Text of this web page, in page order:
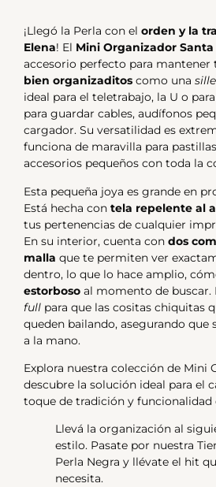
¡Llegó la Perla con el orden y la
Elena! El Mini Organizador Santa
accesorio perfecto para mantener
bien organizaditos como una
ideal para el teletrabajo, la U o
para guardar cables, audífonos
cargador. Su versatilidad es
funciona de maravilla para
accesorios pequeños con toda la
Esta pequeña joya es grande en
Está hecha con tela repelente al
tus pertenencias de cualquier
En su interior, cuenta con dos
malla que te permiten ver
dentro, lo que lo hace amplio,
estorboso al momento de buscar.
full para que las cositas chiquitas
queden bailando, asegurando
a la mano.
Explora nuestra colección de Mini
descubre la solución ideal para el
toque de tradición y funcionalidad
Llevá la organización al
estilo. Pasate por nuestra
Perla Negra y llévate el hit
necesita.